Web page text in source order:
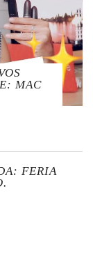
MAC
FERIA